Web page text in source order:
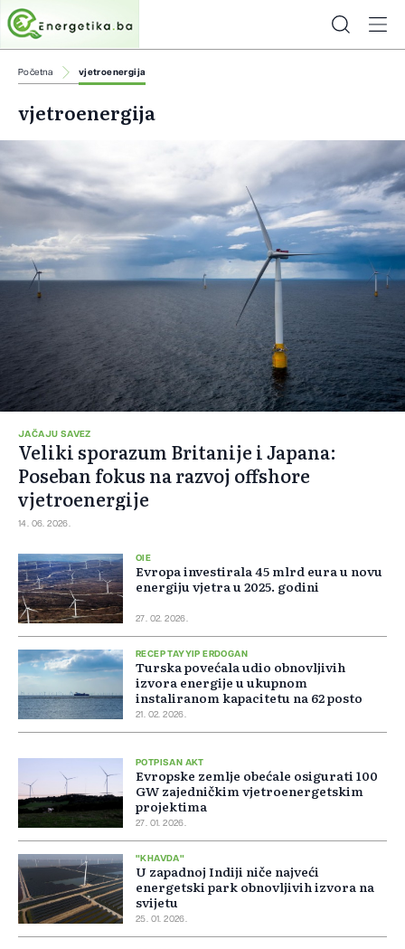
Početna vjetroenergija
vjetroenergija
JAČAJU SAVEZ
Veliki sporazum Britanije i Japana:
Poseban fokus na razvoj offshore
vjetroenergije
14. 06. 2026.
OIE
Evropa investirala 45 mlrd eura u novu
energiju vjetra u 2025. godini
27. 02. 2026.
RECEP TAYYIP ERDOGAN
Turska povećala udio obnovljivih
izvora energije u ukupnom
instaliranom kapacitetu na 62 posto
21. 02. 2026.
POTPISAN AKT
Evropske zemlje obećale osigurati 100
GW zajedničkim vjetroenergetskim
projektima
27. 01. 2026.
"KHAVDA"
U zapadnoj Indiji niče najveći
energetski park obnovljivih izvora na
svijetu
25. 01. 2026.